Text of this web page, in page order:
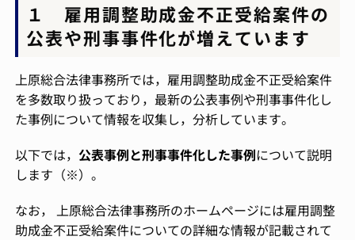
１ 雇用調整助成金不正受給案件の
公表や刑事事件化が増えています
上原総合法律事務所では，雇用調整助成金不正受給案件
を多数取り扱っており，最新の公表事例や刑事事件化し
た事例について情報を収集し，分析しています。
以下では， 公表事例と刑事事件化した事例について説明
します（※）。
なお， 上原総合法律事務所のホームページには雇用調整
助成金不正受給案件についての詳細な情報が記載されて